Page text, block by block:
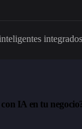
IA en tu